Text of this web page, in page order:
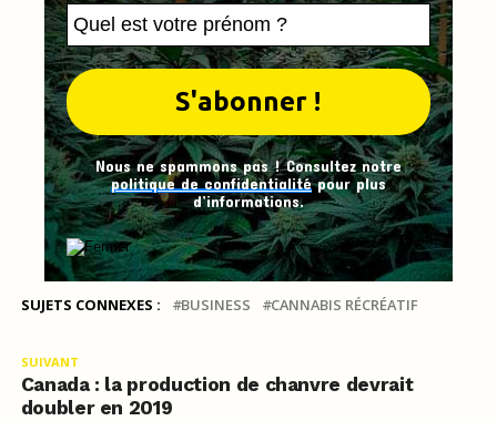
Nous ne spammons pas ! Consultez notre
politique de confidentialitépour plus
d’informations.
SUJETS CONNEXES : BUSINESS CANNABIS RÉCRÉATIF
SUIVANT
Canada : la production de chanvre devrait
doubler en 2019